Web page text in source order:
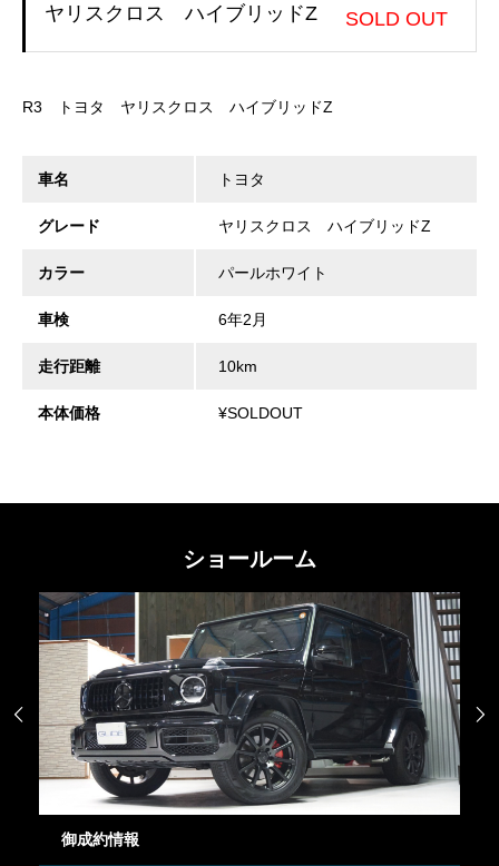
ヤリスクロス ハイブリッドZ SOLD OUT
R3 トヨタ ヤリスクロス ハイブリッドZ
車名 トヨタ
グレード ヤリスクロス ハイブリッドZ
カラー パールホワイト
車検 6年2月
走行距離 10km
本体価格 ¥SOLDOUT
ショールーム
御成約情報
 